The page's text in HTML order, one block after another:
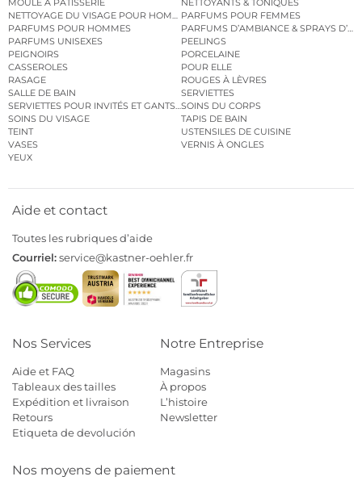
NETTOYAGE DU VISAGE POUR HOMMESPARFUMS POUR FEMMES
PARFUMS POUR HOMMES
PARFUMS D’AMBIANCE & SPRAYS
PARFUMS UNISEXES
PEELINGS
PEIGNOIRS
PORCELAINE
CASSEROLES
POUR ELLE
RASAGE
ROUGES À LÈVRES
SALLE DE BAIN
SERVIETTES
SERVIETTES POUR INVITÉS ET GANTS DE TOILETTE
SOINS DU CORPS
SOINS DU VISAGE
TAPIS DE BAIN
TEINT
USTENSILES DE CUISINE
VASES
VERNIS À ONGLES
YEUX
Aide et contact
Toutes les rubriques d’aide
Courriel:service@kastner-oehler.fr
Nos Services
Aide et FAQ
Tableaux des tailles
Expédition et livraison
Retours
Etiqueta de devolución
Notre Entreprise
Magasins
À propos
L’histoire
Newsletter
Nos moyens de paiement